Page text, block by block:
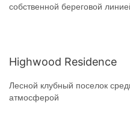
собственной береговой
Highwood Residence
Лесной клубный поселок
атмосферой